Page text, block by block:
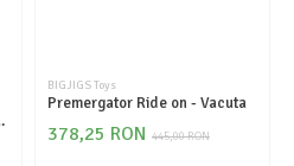
BIGJIGS Toys
Premergator Ride on - Vacuta
445,00 RON
378,25 RON